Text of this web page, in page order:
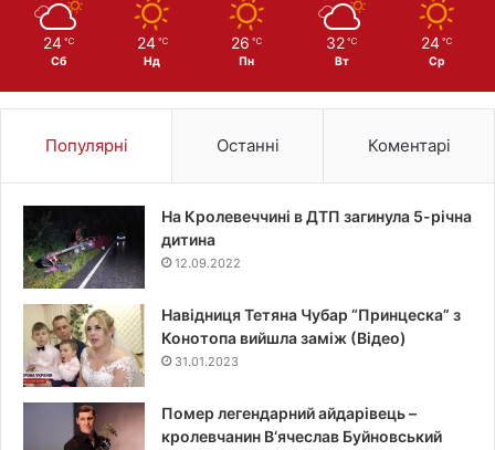
24 ℃
Сб
24 ℃
Нд
26 ℃
Пн
32 ℃
Вт
24 ℃
Ср
Популярні Останні Коментарі
На Кролевеччині в ДТП загинула 5-річна
дитина
12.09.2022
Навідниця Тетяна Чубар “Принцеска” з
Конотопа вийшла заміж (Відео)
31.01.2023
Помер легендарний айдарівець –
кролевчанин В‘ячеслав Буйновський